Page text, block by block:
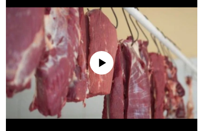
No media source currently available